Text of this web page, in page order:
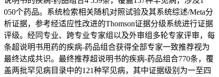
050个药品。系统检索相关随机对照试验及其系统综述/Meta分
析证据，参考经适应性改进的Thomson证据分级系统进行证据
评级。经同专业、跨专业专家组以及外审组多轮专家评审，每
条超说明书用药的疾病-药品组合获得全部专家一致推荐视为
最终达成共识。最终推荐超说明书的疾病-药品组合770条，覆
盖两批罕见病目录中的121种罕见病，其中证据级别为一至四